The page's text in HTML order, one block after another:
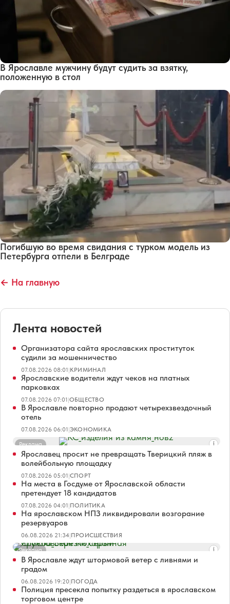
В Ярославле мужчину будут судить за взятку,
положенную в стол
Погибшую во время свидания с турком модель из
Петербурга отпели в Белграде
← На главную
Лента новостей
Организатора сайта ярославских проституток
судили за мошенничество
07.08.2026 08:01|КРИМИНАЛ
Ярославские водители ждут чеков на платных
парковках
07.08.2026 07:01|ОБЩЕСТВО
В Ярославле повторно продают четырехзвездочный
отель
07.08.2026 06:01|ЭКОНОМИКА
Реклама
Ярославец просит не превращать Тверицкий пляж в
волейбольную площадку
07.08.2026 05:01|СПОРТ
На места в Госдуме от Ярославской области
претендует 18 кандидатов
07.08.2026 04:01|ПОЛИТИКА
На ярославском НПЗ ликвидировали возгорание
резервуаров
06.08.2026 21:34|ПРОИСШЕСТВИЯ
Реклама
В Ярославле ждут штормовой ветер с ливнями и
градом
06.08.2026 19:20|ПОГОДА
Полиция пресекла попытку раздеться в ярославском
торговом центре